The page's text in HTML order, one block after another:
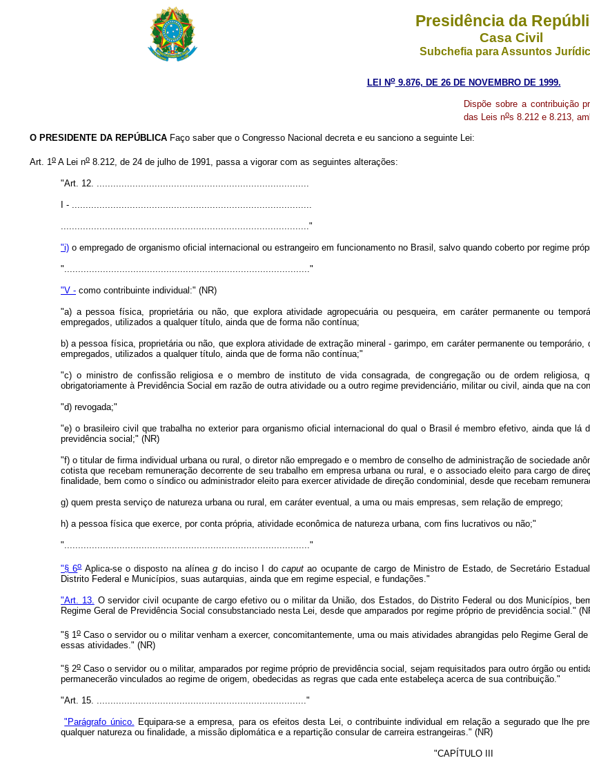
Presidência da
Casa Civil
Subchefia para Assuntos
LEI No9.876, DE 26 DE NOVEMBRO DE 1999.
Dispõe sobre a contribuição
das Leis nos 8.212 e 8.213,
O PRESIDENTE DA REPÚBLICA Faço saber que o Congresso Nacional decreta e eu sanciono a seguinte Lei:
Art. 1 o A Lei no 8.212, de 24 de julho de 1991, passa a vigorar com as seguintes alterações:
"Art. 12. .............................................................................
I - .......................................................................................
.........................................................................................."
"i) o empregado de organismo oficial internacional ou estrangeiro em funcionamento no Brasil, salvo quando coberto por regime
"........................................................................................."
"V - como contribuinte individual:" (NR)
"a) a pessoa física, proprietária ou não, que explora atividade agropecuária ou pesqueira, em caráter permanente ou
empregados, utilizados a qualquer título, ainda que de forma não contínua;
b) a pessoa física, proprietária ou não, que explora atividade de extração mineral - garimpo, em caráter permanente ou
empregados, utilizados a qualquer título, ainda que de forma não contínua;"
"c) o ministro de confissão religiosa e o membro de instituto de vida consagrada, de congregação ou de ordem religiosa,
obrigatoriamente à Previdência Social em razão de outra atividade ou a outro regime previdenciário, militar ou civil, ainda que na
"d) revogada;"
"e) o brasileiro civil que trabalha no exterior para organismo oficial internacional do qual o Brasil é membro efetivo, ainda que lá
previdência social;" (NR)
"f) o titular de firma individual urbana ou rural, o diretor não empregado e o membro de conselho de administração de sociedade
cotista que recebam remuneração decorrente de seu trabalho em empresa urbana ou rural, e o associado eleito para cargo de
finalidade, bem como o síndico ou administrador eleito para exercer atividade de direção condominial, desde que recebam
g) quem presta serviço de natureza urbana ou rural, em caráter eventual, a uma ou mais empresas, sem relação de emprego;
h) a pessoa física que exerce, por conta própria, atividade econômica de natureza urbana, com fins lucrativos ou não;"
"........................................................................................."
"§ 6oAplica-se o disposto na alíneag do inciso I docaput ao ocupante de cargo de Ministro de Estado, de Secretário
Distrito Federal e Municípios, suas autarquias, ainda que em regime especial, e fundações."
"Art. 13. O servidor civil ocupante de cargo efetivo ou o militar da União, dos Estados, do Distrito Federal ou dos Municípios,
Regime Geral de Previdência Social consubstanciado nesta Lei, desde que amparados por regime próprio de previdência social."
"§ 1o Caso o servidor ou o militar venham a exercer, concomitantemente, uma ou mais atividades abrangidas pelo Regime Geral
essas atividades." (NR)
"§ 2oCaso o servidor ou o militar, amparados por regime próprio de previdência social, sejam requisitados para outro órgão ou
permanecerão vinculados ao regime de origem, obedecidas as regras que cada ente estabeleça acerca de sua contribuição."
"Art. 15. ............................................................................"
"Parágrafo único. Equipara-se a empresa, para os efeitos desta Lei, o contribuinte individual em relação a segurado que lhe
qualquer natureza ou finalidade, a missão diplomática e a repartição consular de carreira estrangeiras." (NR)
"CAPÍTULO III